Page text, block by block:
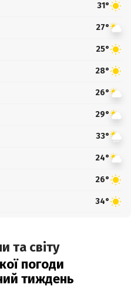
31°
27°
25°
28°
26°
29°
33°
24°
26°
34°
та світу
погоди
тиждень